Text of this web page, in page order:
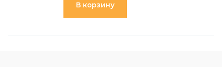
В корзину